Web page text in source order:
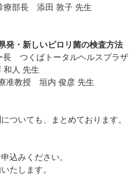
療部長 添田 敦子 先生
発・新しいピロリ菌の検査方法
長 つくばトータルヘルスプラザ
人 先生
准教授 垣内 俊彦 先生
ついても、まとめております。
込みください。
たします。